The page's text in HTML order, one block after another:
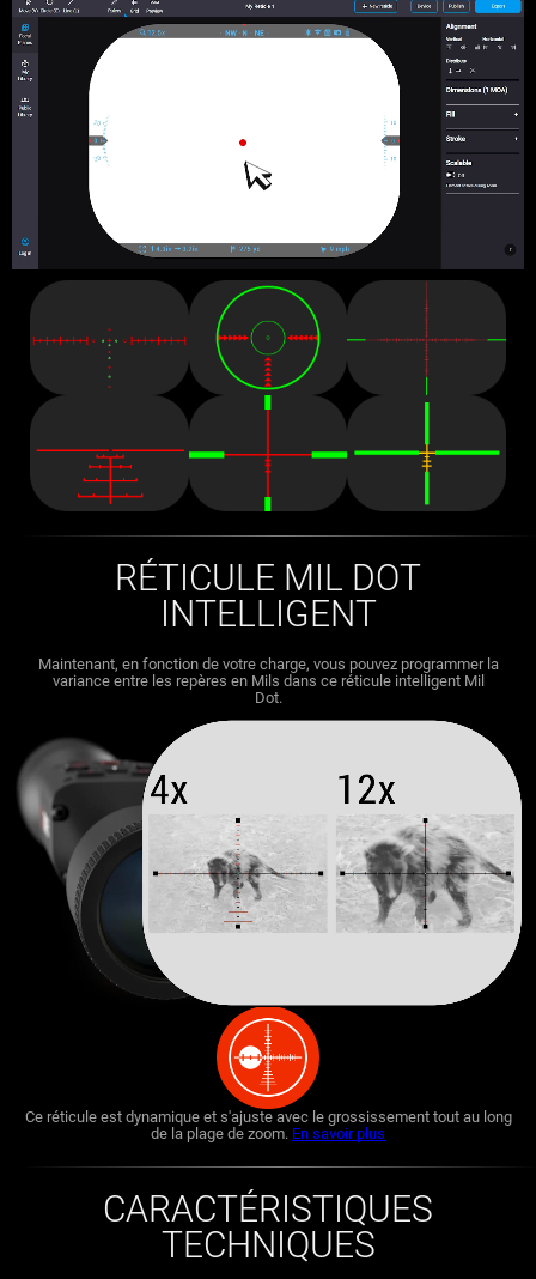
RÉTICULE MIL DOT
INTELLIGENT
Maintenant, en fonction de votre charge, vous pouvez programmer la
variance entre les repères en Mils dans ce réticule intelligent Mil
Dot.
Ce réticule est dynamique et s'ajuste avec le grossissement tout au long
de la plage de zoom. En savoir plus
CARACTÉRISTIQUES
TECHNIQUES